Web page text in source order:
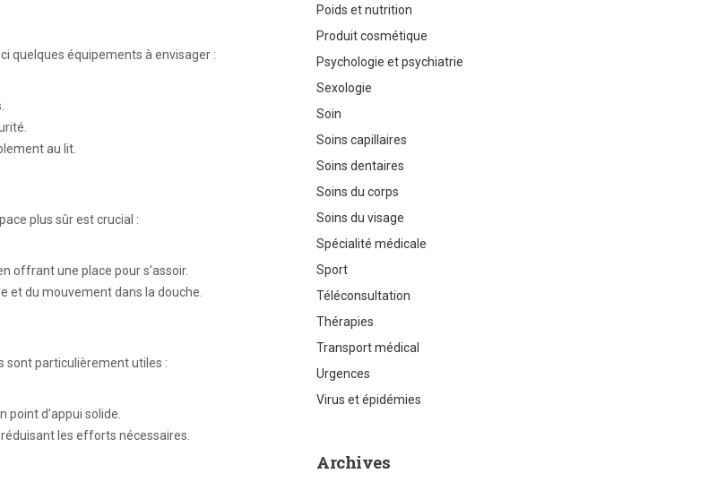
quelques équipements à envisager :
au lit.
plus sûr est crucial :
offrant une place pour s’assoir.
et du mouvement dans la douche.
sont particulièrement utiles :
d’appui solide.
les efforts nécessaires.
Poids et nutrition
Produit cosmétique
Psychologie et psychiatrie
Sexologie
Soin
Soins capillaires
Soins dentaires
Soins du corps
Soins du visage
Spécialité médicale
Sport
Téléconsultation
Thérapies
Transport médical
Urgences
Virus et épidémies
Archives